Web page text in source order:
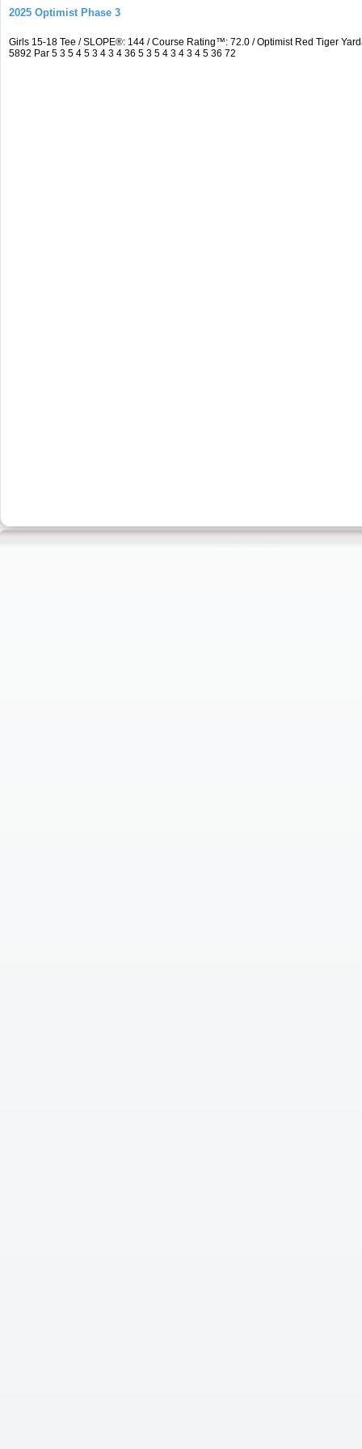
2025 Optimist Phase 3
Girls 15-18 Tee / SLOPE®: 144 / Course Rating™: 72.0 / Optimist Red Tiger
5892 Par 5 3 5 4 5 3 4 3 4 36 5 3 5 4 3 4 3 4 5 36 72